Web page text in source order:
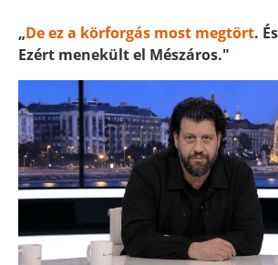
„De ez a körforgás most megtört.
Ezért menekült el Mészáros."